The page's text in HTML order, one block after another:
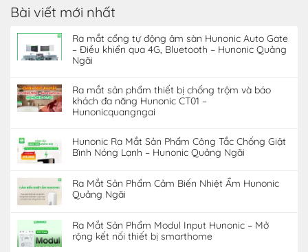
Bài viết mới nhất
Ra mắt cổng tự động âm sàn Hunonic Auto Gate
– Điều khiển qua 4G, Bluetooth – Hunonic Quảng
Ngãi
Ra mắt sản phẩm thiết bị chống trộm và báo
khách đa năng Hunonic CT01 –
Hunonicquangngai
Hunonic Ra Mắt Sản Phẩm Công Tắc Chống Giật
Bình Nóng Lạnh – Hunonic Quảng Ngãi
Ra Mắt Sản Phẩm Cảm Biến Nhiệt Ẩm Hunonic
Quảng Ngãi
Ra Mắt Sản Phẩm Modul Input Hunonic – Mở
rộng kết nối thiết bị smarthome